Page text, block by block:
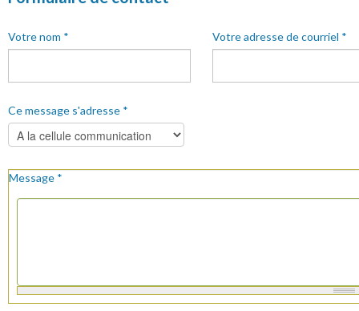
Votre nom * Votre adresse de courriel *
Ce message s'adresse *
Message *